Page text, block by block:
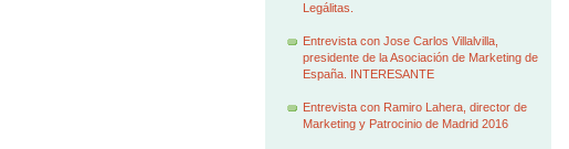
Legálitas.
Entrevista con Jose Carlos Villalvilla,
presidente de la Asociación de Marketing de
España. INTERESANTE
Entrevista con Ramiro Lahera, director de
Marketing y Patrocinio de Madrid 2016